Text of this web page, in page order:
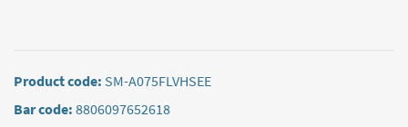
Product code: SM-A075FLVHSEE
Bar code: 8806097652618